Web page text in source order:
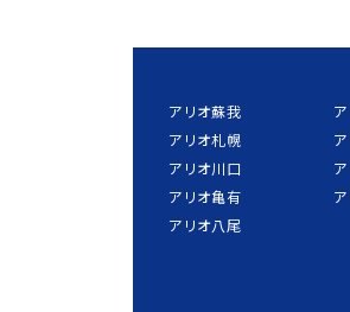
アリオ蘇我
アリオ札幌
アリオ川口
アリオ亀有
アリオ八尾